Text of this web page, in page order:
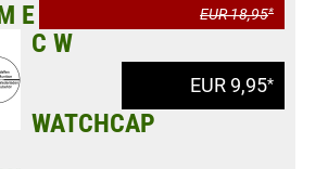
EUR 18,95*
EUR 9,95*
E
C W
WATCHCAP